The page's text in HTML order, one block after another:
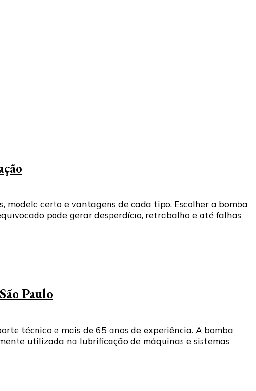
certo e vantagens de cada tipo. Escolher a bomba
pode gerar desperdício, retrabalho e até falhas
Paulo
técnico e mais de 65 anos de experiência. A bomba
utilizada na lubrificação de máquinas e sistemas